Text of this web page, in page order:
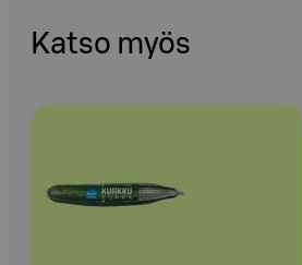
Katso myös